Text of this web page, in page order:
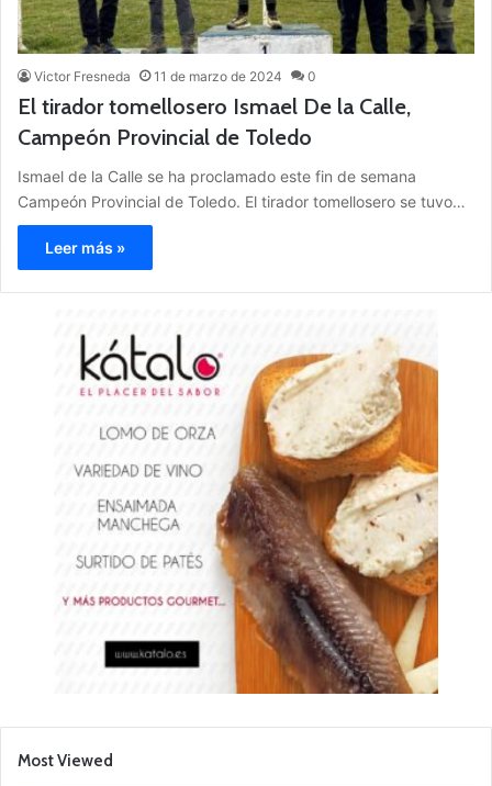
Victor Fresneda 11 de marzo de 2024 0
El tirador tomellosero Ismael De la Calle,
Campeón Provincial de Toledo
Ismael de la Calle se ha proclamado este fin de semana
Campeón Provincial de Toledo. El tirador tomellosero se tuvo…
Leer más »
Most Viewed